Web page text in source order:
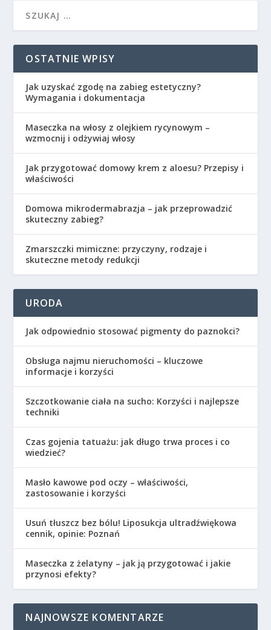
OSTATNIE WPISY
Jak uzyskać zgodę na zabieg estetyczny?
Wymagania i dokumentacja
Maseczka na włosy z olejkiem rycynowym –
wzmocnij i odżywiaj włosy
Jak przygotować domowy krem z aloesu? Przepisy i
właściwości
Domowa mikrodermabrazja – jak przeprowadzić
skuteczny zabieg?
Zmarszczki mimiczne: przyczyny, rodzaje i
skuteczne metody redukcji
URODA
Jak odpowiednio stosować pigmenty do paznokci?
Obsługa najmu nieruchomości – kluczowe
informacje i korzyści
Szczotkowanie ciała na sucho: Korzyści i najlepsze
techniki
Czas gojenia tatuażu: jak długo trwa proces i co
wiedzieć?
Masło kawowe pod oczy – właściwości,
zastosowanie i korzyści
Usuń tłuszcz bez bólu! Liposukcja ultradźwiękowa
cennik, opinie: Poznań
Maseczka z żelatyny – jak ją przygotować i jakie
przynosi efekty?
NAJNOWSZE KOMENTARZE